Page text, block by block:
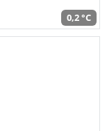
0,2 °C